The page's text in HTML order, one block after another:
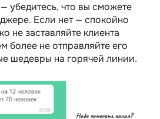
убедитесь, что вы сможете
Если нет — спокойно
не заставляйте клиента
более не отправляйте его
шедевры на горячей линии.